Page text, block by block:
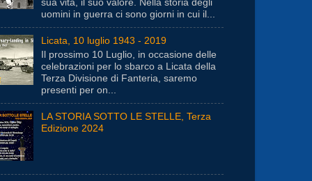
uomini in guerra ci sono giorni in cui il...
Licata, 10 luglio 1943 - 2019
Il prossimo 10 Luglio, in occasione delle
celebrazioni per lo sbarco a Licata della
Terza Divisione di Fanteria, saremo
presenti per on...
LA STORIA SOTTO LE STELLE, Terza
Edizione 2024